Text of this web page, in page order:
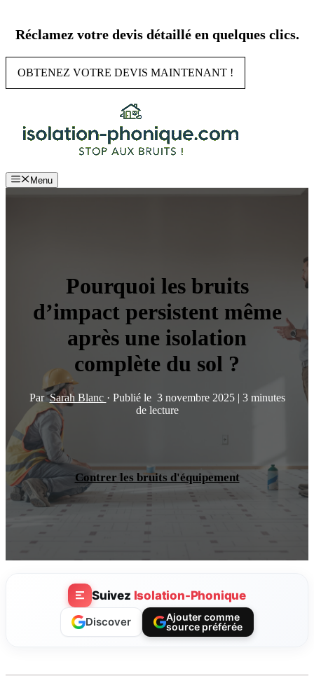
contenu
Réclamez votre devis détaillé en quelques clics.
OBTENEZ VOTRE DEVIS MAINTENANT !
Menu
Pourquoi les bruits
d’impact persistent même
après une isolation
complète du sol ?
ParSarah Blanc · Publié le 3 novembre 2025 | 3 minutes
de lecture
Contrer les bruits d'équipement
Suivez Isolation-Phonique
Discover
Ajouter comme
source préférée